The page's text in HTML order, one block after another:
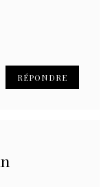
RÉPONDRE